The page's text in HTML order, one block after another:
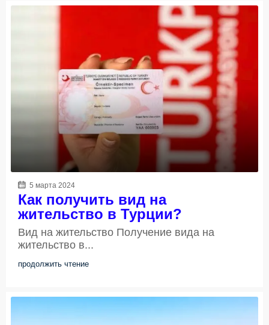
5 марта 2024
Как получить вид на
жительство в Турции?
Вид на жительство Получение вида на
жительство в...
продолжить чтение